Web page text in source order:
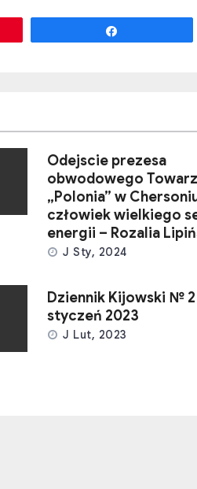
Odejscie prezesa
obwodowego
„Polonia” w
człowiek wielkiego
energii – Rozalia
J Sty, 2024
Dziennik Kijowski № 2
styczeń 2023
J Lut, 2023